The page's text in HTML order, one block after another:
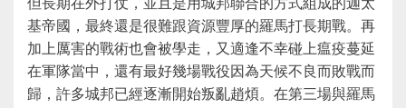
基帝國，最終還是很難跟資源豐厚的羅馬打長期戰。再
加上厲害的戰術也會被學走，又適逢不幸碰上瘟疫蔓延
在軍隊當中，還有最好幾場戰役因為天候不良而敗戰而
歸，許多城邦已經逐漸開始叛亂趙煩。在第三場與羅馬